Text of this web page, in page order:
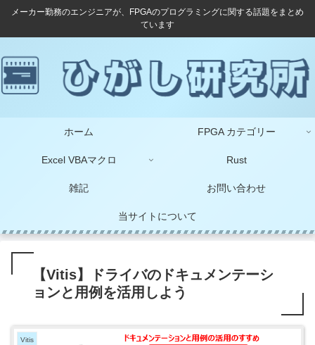
メーカー勤務のエンジニアが、FPGAのプログラミングに関する話題をまとめ
ています
ホーム FPGA カテゴリー
Excel VBAマクロ Rust
雑記 お問い合わせ
当サイトについて
【Vitis】ドライバのドキュメンテーシ
ョンと用例を活用しよう
Vitis